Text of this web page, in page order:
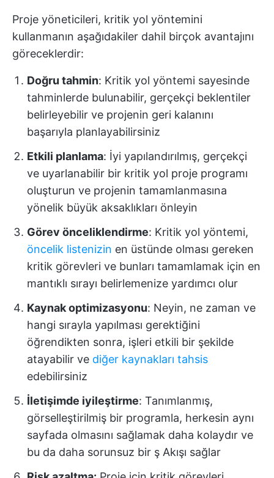
Proje yöneticileri, kritik yol yöntemini
kullanmanın aşağıdakiler dahil birçok avantajını
göreceklerdir:
Doğru tahmin: Kritik yol yöntemi sayesinde
tahminlerde bulunabilir, gerçekçi beklentiler
belirleyebilir ve projenin geri kalanını
başarıyla planlayabilirsiniz
Etkili planlama: İyi yapılandırılmış, gerçekçi
ve uyarlanabilir bir kritik yol proje programı
oluşturun ve projenin tamamlanmasına
yönelik büyük aksaklıkları önleyin
Görev önceliklendirme: Kritik yol yöntemi,
öncelik listenizin en üstünde olması gereken
kritik görevleri ve bunları tamamlamak için en
mantıklı sırayı belirlemenize yardımcı olur
Kaynak optimizasyonu: Neyin, ne zaman ve
hangi sırayla yapılması gerektiğini
öğrendikten sonra, işleri etkili bir şekilde
atayabilir ve diğer kaynakları tahsis
edebilirsiniz
İletişimde iyileştirme: Tanımlanmış,
görselleştirilmiş bir programla, herkesin aynı
sayfada olmasını sağlamak daha kolaydır ve
bu da daha sorunsuz bir ş Akışı sağlar